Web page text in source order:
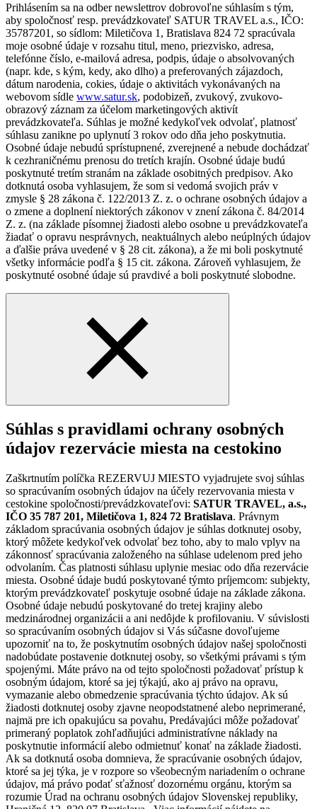
Prihlásením sa na odber newslettrov dobrovoľne súhlasím s tým,
aby spoločnosť resp. prevádzkovateľ SATUR TRAVEL a.s., IČO:
35787201, so sídlom: Miletičova 1, Bratislava 824 72 spracúvala
moje osobné údaje v rozsahu titul, meno, priezvisko, adresa,
telefónne číslo, e-mailová adresa, podpis, údaje o absolvovaných
(napr. kde, s kým, kedy, ako dlho) a preferovaných zájazdoch,
dátum narodenia, cokies, údaje o aktivitách vykonávaných na
webovom sídle www.satur.sk, podobizeň, zvukový, zvukovo-
obrazový záznam za účelom marketingových aktivít
prevádzkovateľa. Súhlas je možné kedykoľvek odvolať, platnosť
súhlasu zanikne po uplynutí 3 rokov odo dňa jeho poskytnutia.
Osobné údaje nebudú sprístupnené, zverejnené a nebude dochádzať
k cezhraničnému prenosu do tretích krajín. Osobné údaje budú
poskytnuté tretím stranám na základe osobitných predpisov. Ako
dotknutá osoba vyhlasujem, že som si vedomá svojich práv v
zmysle § 28 zákona č. 122/2013 Z. z. o ochrane osobných údajov a
o zmene a doplnení niektorých zákonov v znení zákona č. 84/2014
Z. z. (na základe písomnej žiadosti alebo osobne u prevádzkovateľa
žiadať o opravu nesprávnych, neaktuálnych alebo neúplných údajov
a ďalšie práva uvedené v § 28 cit. zákona), a že mi boli poskytnuté
všetky informácie podľa § 15 cit. zákona. Zároveň vyhlasujem, že
poskytnuté osobné údaje sú pravdivé a boli poskytnuté slobodne.
Súhlas s pravidlami ochrany osobných
údajov rezervácie miesta na cestokino
Zaškrtnutím políčka REZERVUJ MIESTO vyjadrujete svoj súhlas
so spracúvaním osobných údajov na účely rezervovania miesta v
cestokine spoločnosti/prevádzkovateľovi: SATUR TRAVEL, a.s.,
IČO 35 787 201, Miletičova 1, 824 72 Bratislava. Právnym
základom spracúvania osobných údajov je súhlas dotknutej osoby,
ktorý môžete kedykoľvek odvolať bez toho, aby to malo vplyv na
zákonnosť spracúvania založeného na súhlase udelenom pred jeho
odvolaním. Čas platnosti súhlasu uplynie mesiac odo dňa rezervácie
miesta. Osobné údaje budú poskytované týmto príjemcom: subjekty,
ktorým prevádzkovateľ poskytuje osobné údaje na základe zákona.
Osobné údaje nebudú poskytované do tretej krajiny alebo
medzinárodnej organizácii a ani nedôjde k profilovaniu. V súvislosti
so spracúvaním osobných údajov si Vás súčasne dovoľujeme
upozorniť na to, že poskytnutím osobných údajov našej spoločnosti
nadobúdate postavenie dotknutej osoby, so všetkými právami s tým
spojenými. Máte právo na od tejto spoločnosti požadovať prístup k
osobným údajom, ktoré sa jej týkajú, ako aj právo na opravu,
vymazanie alebo obmedzenie spracúvania týchto údajov. Ak sú
žiadosti dotknutej osoby zjavne neopodstatnené alebo neprimerané,
najmä pre ich opakujúcu sa povahu, Predávajúci môže požadovať
primeraný poplatok zohľadňujúci administratívne náklady na
poskytnutie informácií alebo odmietnuť konať na základe žiadosti.
Ak sa dotknutá osoba domnieva, že spracúvanie osobných údajov,
ktoré sa jej týka, je v rozpore so všeobecným nariadením o ochrane
údajov, má právo podať sťažnosť dozornému orgánu, ktorým sa
rozumie Úrad na ochranu osobných údajov Slovenskej republiky,